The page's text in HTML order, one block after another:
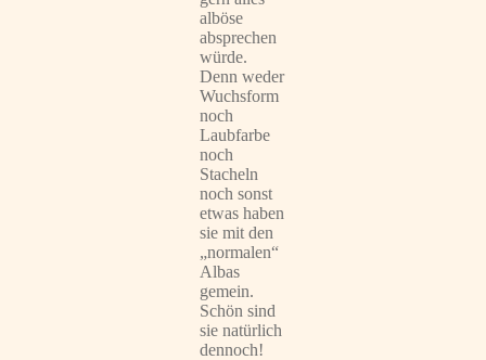
alböse
absprechen
würde.
Denn weder
Wuchsform
noch
Laubfarbe
noch
Stacheln
noch sonst
etwas haben
sie mit den
„normalen“
Albas
gemein.
Schön sind
sie natürlich
dennoch!